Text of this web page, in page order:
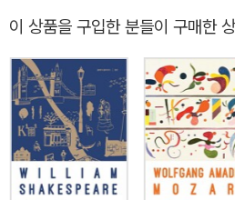
상으로 이끈 작품으로, 일본 문학을 이
이다. 스웨덴 왕립학술원은 가와바타
로 선정하며 “자연과 인간의 운명이 가
린 회화적 언어로 묘사했다”는 점을 이유로 밝혔다.
‘노벨문학상 수상’이라는 수식어를 붙
적인 작품이다. 뚜렷한 줄거리가 없는
대비되는 상징의 세계를 그린다. 작품
이 상품을 구입한 분들이 구매한